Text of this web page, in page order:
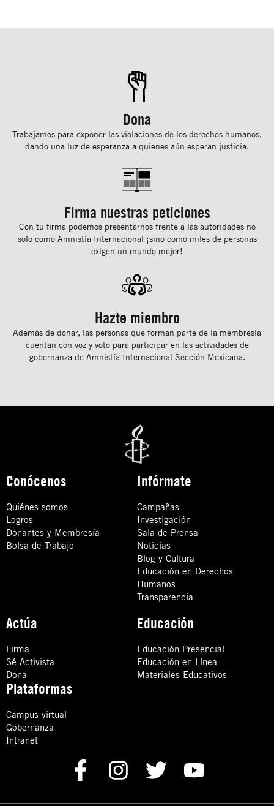
Dona
Trabajamos para exponer las violaciones de los derechos humanos,
dando una luz de esperanza a quienes aún esperan justicia.
Firma nuestras peticiones
Con tu ﬁrma podemos presentarnos frente a las autoridades no
solo como Amnistía Internacional ¡sino como miles de personas
exigen un mundo mejor!
Hazte miembro
Además de donar, las personas que forman parte de la membresía
cuentan con voz y voto para participar en las actividades de
gobernanza de Amnistía Internacional Sección Mexicana.
Conócenos
Quiénes somos
Logros
Donantes y Membresía
Bolsa de Trabajo
Infórmate
Campañas
Investigación
Sala de Prensa
Noticias
Blog y Cultura
Educación en Derechos
Humanos
Transparencia
Actúa
Firma
Sé Activista
Dona
Educación
Educación Presencial
Educación en Línea
Materiales Educativos
Plataformas
Campus virtual
Gobernanza
Intranet